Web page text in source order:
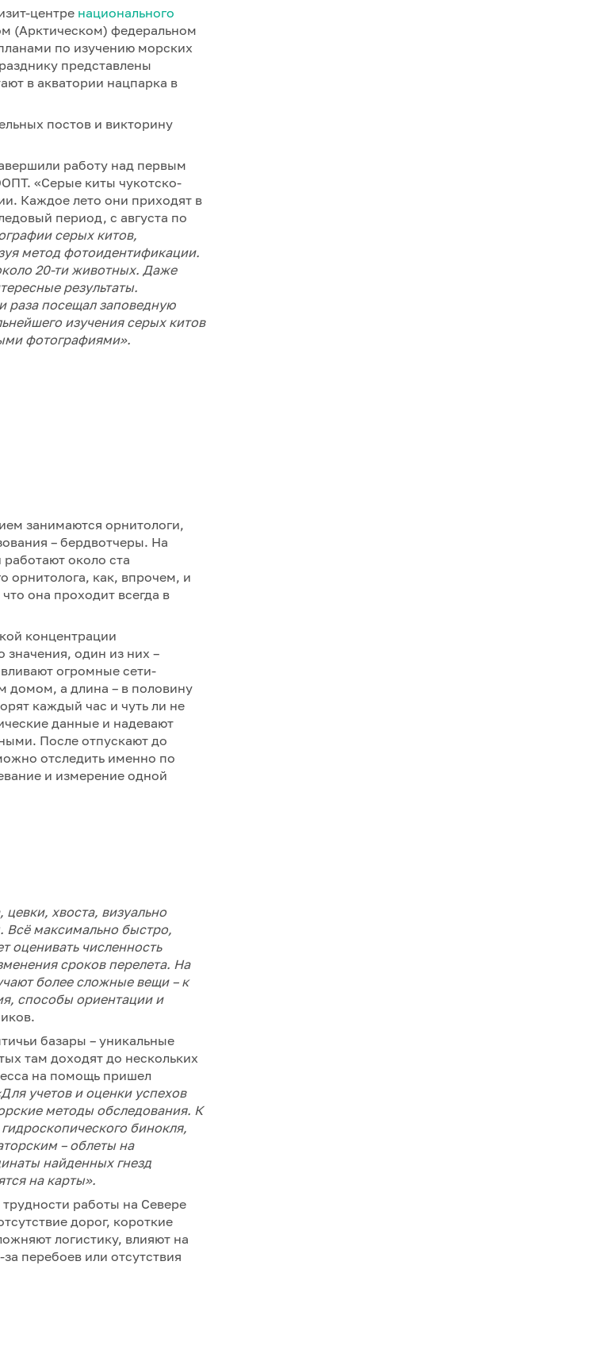
центре национального
(Арктическом) федеральном
по изучению морских
представлены
в акватории нацпарка в
постов и викторину
работу над первым
«Серые киты чукотско-
Каждое лето они приходят в
период, с августа по
серых китов,
метод фотоидентификации.
20-ти животных. Даже
результаты.
раза посещал заповедную
изучения серых китов
фотографиями».
занимаются орнитологи,
– бердвотчеры. На
около ста
орнитолога, как, впрочем, и
она проходит всегда в
концентрации
один из них –
огромные сети-
домом, а длина – в половину
каждый час и чуть ли не
данные и надевают
После отпускают до
отследить именно по
и измерение одной
хвоста, визуально
Всё максимально быстро,
оценивать численность
сроков перелета. На
более сложные вещи – к
способы ориентации и
базары – уникальные
там доходят до нескольких
на помощь пришел
учетов и оценки успехов
методы обследования. К
бинокля,
– облеты на
найденных гнезд
на карты».
работы на Севере
дорог, короткие
логистику, влияют на
перебоев или отсутствия